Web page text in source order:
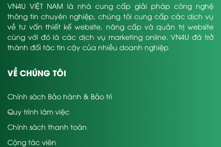
VN4U VIỆT NAM là nhà cung cấp giải pháp công nghệ
thông tin chuyên nghiệp, chúng tôi cung cấp các dịch vụ
về tư vấn thiết kế website, nâng cấp và quản trị website
cùng với đó là các dịch vụ marketing online. VN4U đã trở
thành đối tác tin cậy của nhiều doanh nghiệp
VỀ CHÚNG TÔI
Chính sách Bảo hành & Bảo trì
Quy trình làm việc
Chính sách thanh toán
Cộng tác viên